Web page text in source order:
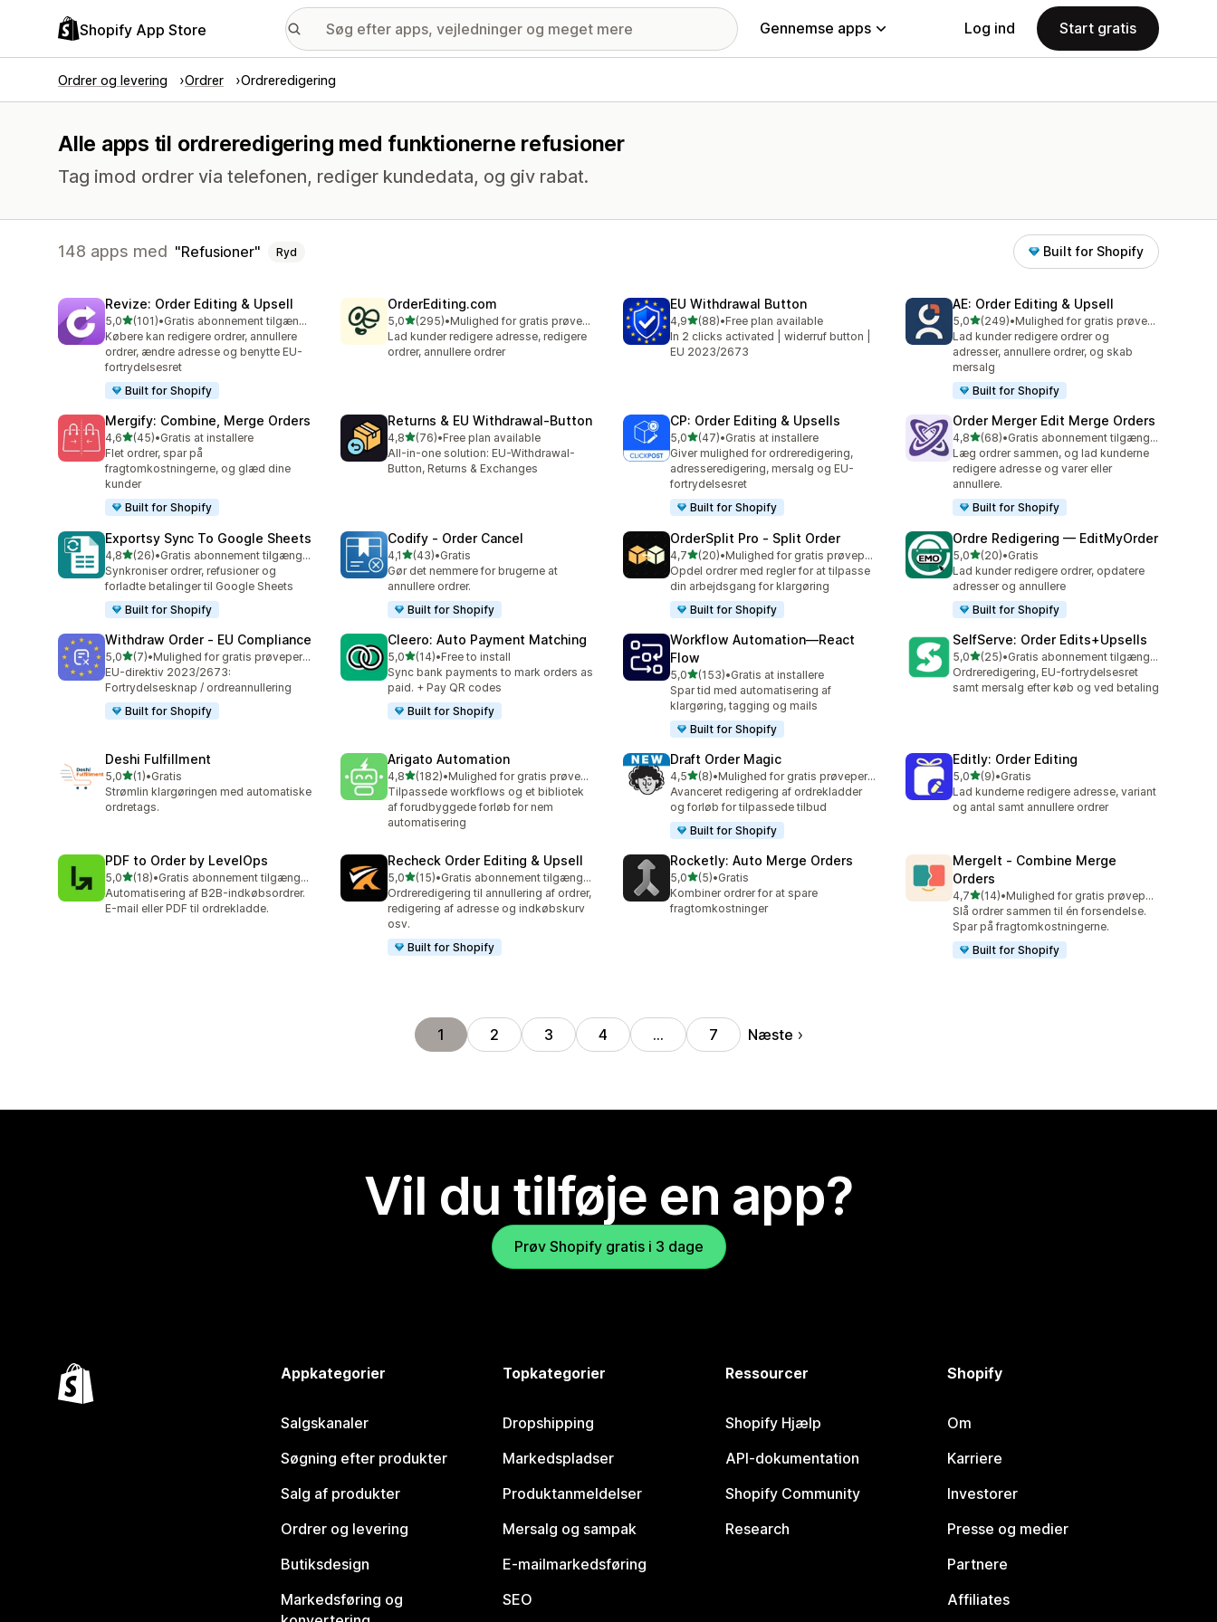
Shopify App Store Gennemse apps Log ind Start gratis
Ordrer og levering Ordrer Ordreredigering
Alle apps til ordreredigering med funktionerne refusioner
Tag imod ordrer via telefonen, rediger kundedata, og giv rabat.
148 apps med Refusioner Ryd Built for Shopify
Revize: Order Editing & Upsell
5,0ud af 5 stjerner
(101)
101 anmeldelser i alt
•
Gratis abonnement tilgængeligt
Købere kan redigere ordrer, annullere
ordrer, ændre adresse og benytte EU-
fortrydelsesret
Built for Shopify
OrderEditing.com
5,0ud af 5 stjerner
(295)
295 anmeldelser i alt
•
Mulighed for gratis prøveperiode
Lad kunder redigere adresse, redigere
ordrer, annullere ordrer
EU Withdrawal Button
4,9ud af 5 stjerner
(88)
88 anmeldelser i alt
•Free plan available
In 2 clicks activated | widerruf button |
EU 2023/2673
AE: Order Editing & Upsell
5,0ud af 5 stjerner
(249)
249 anmeldelser i alt
•
Mulighed for gratis prøveperiode
Lad kunder redigere ordrer og
adresser, annullere ordrer, og skab
mersalg
Built for Shopify
Mergify: Combine, Merge Orders
4,6ud af 5 stjerner
(45)
45 anmeldelser i alt
•Gratis at installere
Flet ordrer, spar på
fragtomkostningerne, og glæd dine
kunder
Built for Shopify
Returns & EU Withdrawal‑Button
4,8ud af 5 stjerner
(76)
76 anmeldelser i alt
•Free plan available
All-in-one solution: EU-Withdrawal-
Button, Returns & Exchanges
CP: Order Editing & Upsells
5,0ud af 5 stjerner
(47)
47 anmeldelser i alt
•Gratis at installere
Giver mulighed for ordreredigering,
adresseredigering, mersalg og EU-
fortrydelsesret
Built for Shopify
Order Merger Edit Merge Orders
4,8ud af 5 stjerner
(68)
68 anmeldelser i alt
•
Gratis abonnement tilgængeligt
Læg ordrer sammen, og lad kunderne
redigere adresse og varer eller
annullere.
Built for Shopify
Exportsy Sync To Google Sheets
4,8ud af 5 stjerner
(26)
26 anmeldelser i alt
•
Gratis abonnement tilgængeligt
Synkroniser ordrer, refusioner og
forladte betalinger til Google Sheets
Built for Shopify
Codify ‑ Order Cancel
4,1ud af 5 stjerner
(43)
43 anmeldelser i alt
•Gratis
Gør det nemmere for brugerne at
annullere ordrer.
Built for Shopify
OrderSplit Pro ‑ Split Order
4,7ud af 5 stjerner
(20)
20 anmeldelser i alt
•
Mulighed for gratis prøveperiode
Opdel ordrer med regler for at tilpasse
din arbejdsgang for klargøring
Built for Shopify
Ordre Redigering — EditMyOrder
5,0ud af 5 stjerner
(20)
20 anmeldelser i alt
•Gratis
Lad kunder redigere ordrer, opdatere
adresser og annullere
Built for Shopify
Withdraw Order ‑ EU Compliance
5,0ud af 5 stjerner
(7)
7 anmeldelser i alt
•
Mulighed for gratis prøveperiode
EU-direktiv 2023/2673:
Fortrydelsesknap / ordreannullering
Built for Shopify
Cleero: Auto Payment Matching
5,0ud af 5 stjerner
(14)
14 anmeldelser i alt
•Free to install
Sync bank payments to mark orders as
paid. + Pay QR codes
Built for Shopify
Workflow Automation—React
Flow
5,0ud af 5 stjerner
(153)
153 anmeldelser i alt
•Gratis at installere
Spar tid med automatisering af
klargøring, tagging og mails
Built for Shopify
SelfServe: Order Edits+Upsells
5,0ud af 5 stjerner
(25)
25 anmeldelser i alt
•
Gratis abonnement tilgængeligt
Ordreredigering, EU-fortrydelsesret
samt mersalg efter køb og ved betaling
Deshi Fulfillment
5,0ud af 5 stjerner
(1)
1 anmeldelser i alt
•Gratis
Strømlin klargøringen med automatiske
ordretags.
Arigato Automation
4,8ud af 5 stjerner
(182)
182 anmeldelser i alt
•
Mulighed for gratis prøveperiode
Tilpassede workflows og et bibliotek
af forudbyggede forløb for nem
automatisering
Draft Order Magic
4,5ud af 5 stjerner
(8)
8 anmeldelser i alt
•
Mulighed for gratis prøveperiode
Avanceret redigering af ordrekladder
og forløb for tilpassede tilbud
Built for Shopify
Editly: Order Editing
5,0ud af 5 stjerner
(9)
9 anmeldelser i alt
•Gratis
Lad kunderne redigere adresse, variant
og antal samt annullere ordrer
PDF to Order by LevelOps
5,0ud af 5 stjerner
(18)
18 anmeldelser i alt
•
Gratis abonnement tilgængeligt
Automatisering af B2B-indkøbsordrer.
E-mail eller PDF til ordrekladde.
Recheck Order Editing & Upsell
5,0ud af 5 stjerner
(15)
15 anmeldelser i alt
•
Gratis abonnement tilgængeligt
Ordreredigering til annullering af ordrer,
redigering af adresse og indkøbskurv
osv.
Built for Shopify
Rocketly: Auto Merge Orders
5,0ud af 5 stjerner
(5)
5 anmeldelser i alt
•Gratis
Kombiner ordrer for at spare
fragtomkostninger
MergeIt ‑ Combine Merge
Orders
4,7ud af 5 stjerner
(14)
14 anmeldelser i alt
•
Mulighed for gratis prøveperiode
Slå ordrer sammen til én forsendelse.
Spar på fragtomkostningerne.
Built for Shopify
1 2 3 4 … 7 Næste
Vil du tilføje en app?
Prøv Shopify gratis i 3 dage
Appkategorier
Salgskanaler
Søgning efter produkter
Salg af produkter
Ordrer og levering
Butiksdesign
Markedsføring og
Topkategorier
Dropshipping
Markedspladser
Produktanmeldelser
Mersalg og sampak
E-mailmarkedsføring
SEO
Ressourcer
Shopify Hjælp
API-dokumentation
Shopify Community
Research
Shopify
Om
Karriere
Investorer
Presse og medier
Partnere
Affiliates